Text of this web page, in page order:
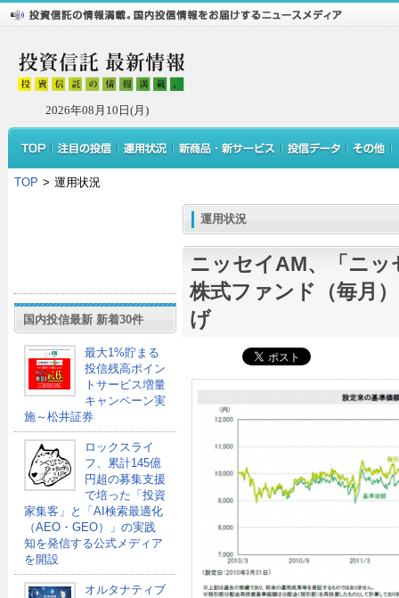
2026年08月10日(月)
TOP > 運用状況
国内投信最新 新着30件
最大1%貯まる
投信残高ポイン
トサービス増量
キャンペーン実
施～松井証券
ロックスライ
フ、累計145億
円超の募集支援
で培った「投資
家集客」と「AI検索最適化
（AEO・GEO）」の実践
知を発信する公式メディア
を開設
オルタナティブ
運用状況
ニッセイAM、「ニッ
株式ファンド（毎月
げ